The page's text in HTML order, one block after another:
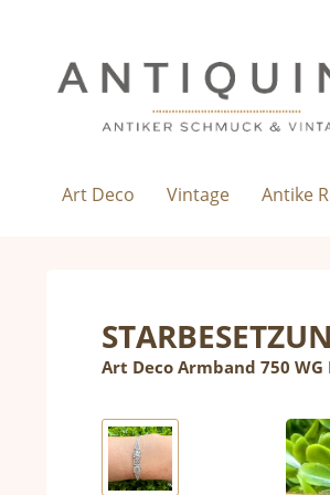
Art Deco Vintage Antike
Art Deco Armband 750